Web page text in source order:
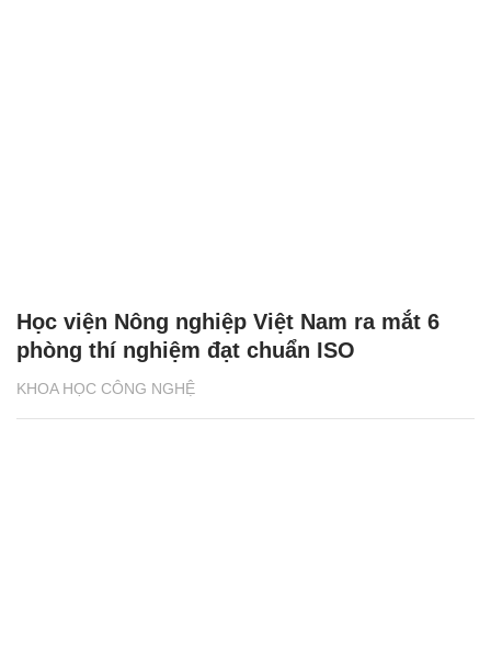
KHOA HỌC CÔNG NGHỆ
Học viện Nông nghiệp Việt Nam ra mắt 6
phòng thí nghiệm đạt chuẩn ISO